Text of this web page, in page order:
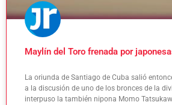
Maylín del Toro frenada por
La oriunda de Santiago de Cuba salió
a la discusión de uno de los bronces de la
interpuso la también nipona Momo